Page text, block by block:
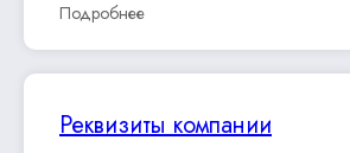
Подробнее
Реквизиты компании